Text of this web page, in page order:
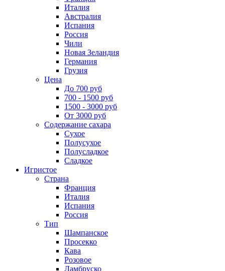
Италия
Австралия
Испания
Россия
Чили
Новая Зеландия
Германия
Грузия
Цена
До 700 руб
700 - 1500 руб
1500 - 3000 руб
От 3000 руб
Содержание сахара
Сухое
Полусухое
Полусладкое
Сладкое
Игристое
Страна
Франция
Италия
Испания
Россия
Тип
Шампанское
Просекко
Кава
Розовое
Ламбруско